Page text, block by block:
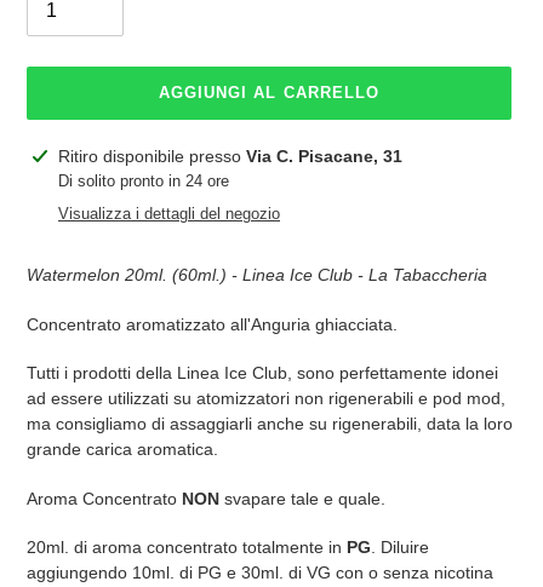
AGGIUNGI AL CARRELLO
Inserimento
prodotto
Ritiro disponibile presso Via C. Pisacane, 31
Di solito pronto in 24 ore
Visualizza i dettagli del negozio
Watermelon 20ml. (60ml.) - Linea Ice Club - La Tabaccheria
Concentrato aromatizzato all'Anguria ghiacciata.
Tutti i prodotti della Linea Ice Club, sono perfettamente idonei
ad essere utilizzati su atomizzatori non rigenerabili e pod mod,
ma consigliamo di assaggiarli anche su rigenerabili, data la loro
grande carica aromatica.
Aroma Concentrato NON svapare tale e quale.
20ml. di aroma concentrato totalmente in PG. Diluire
aggiungendo 10ml. di PG e 30ml. di VG con o senza nicotina